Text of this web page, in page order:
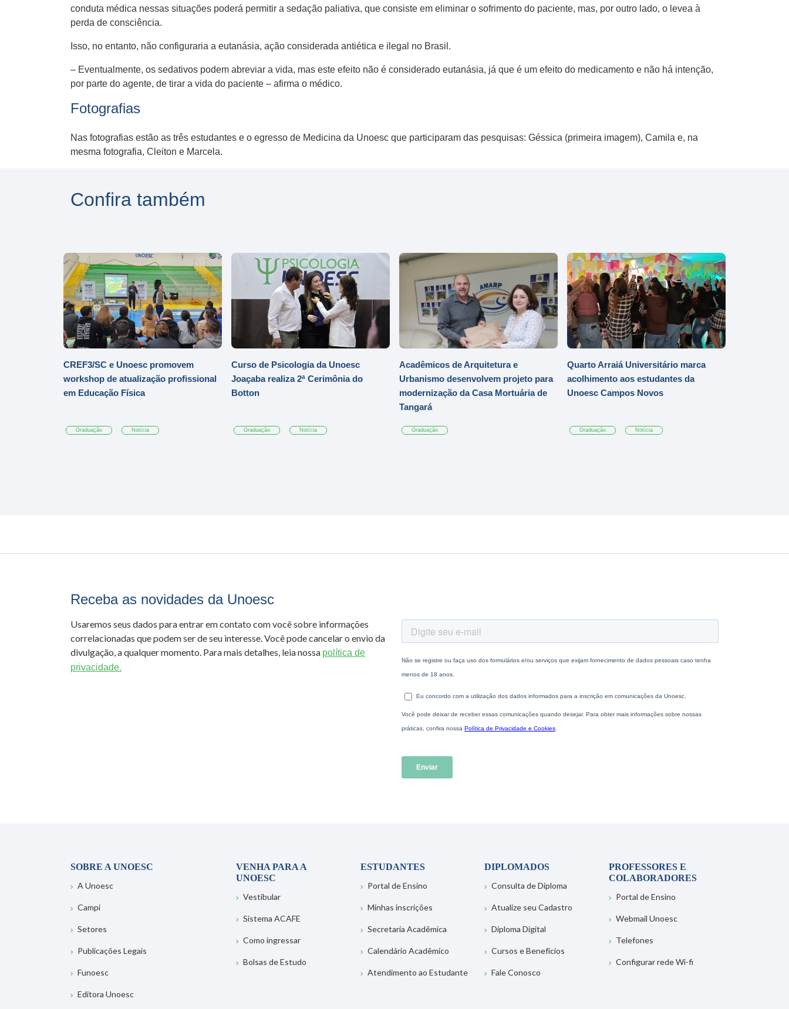
conduta médica nessas situações poderá permitir a sedação paliativa, que consiste em eliminar o sofrimento do paciente, mas, por outro lado, o levea à
perda de consciência.
Isso, no entanto, não configuraria a eutanásia, ação considerada antiética e ilegal no Brasil.
– Eventualmente, os sedativos podem abreviar a vida, mas este efeito não é considerado eutanásia, já que é um efeito do medicamento e não há intenção,
por parte do agente, de tirar a vida do paciente – afirma o médico.
Fotografias
Nas fotografias estão as três estudantes e o egresso de Medicina da Unoesc que participaram das pesquisas: Géssica (primeira imagem), Camila e, na
mesma fotografia, Cleiton e Marcela.
Confira também
CREF3/SC e Unoesc promovem
workshop de atualização profissional
em Educação Física
Graduação Notícia
Curso de Psicologia da Unoesc
Joaçaba realiza 2ª Cerimônia do
Botton
Graduação Notícia
Acadêmicos de Arquitetura e
Urbanismo desenvolvem projeto para
modernização da Casa Mortuária de
Tangará
Graduação
Quarto Arraiá Universitário marca
acolhimento aos estudantes da
Unoesc Campos Novos
Graduação Notícia
Receba as novidades da Unoesc
Usaremos seus dados para entrar em contato com você sobre informações
correlacionadas que podem ser de seu interesse. Você pode cancelar o envio da
divulgação, a qualquer momento. Para mais detalhes, leia nossa política de
privacidade.
SOBRE A UNOESC
A Unoesc
Campi
Setores
Publicações Legais
Funoesc
Editora Unoesc
VENHA PARA A
UNOESC
Vestibular
Sistema ACAFE
Como ingressar
Bolsas de Estudo
ESTUDANTES
Portal de Ensino
Minhas inscrições
Secretaria Acadêmica
Calendário Acadêmico
Atendimento ao Estudante
DIPLOMADOS
Consulta de Diploma
Atualize seu Cadastro
Diploma Digital
Cursos e Benefícios
Fale Conosco
PROFESSORES E
COLABORADORES
Portal de Ensino
Webmail Unoesc
Telefones
Configurar rede Wi-fi